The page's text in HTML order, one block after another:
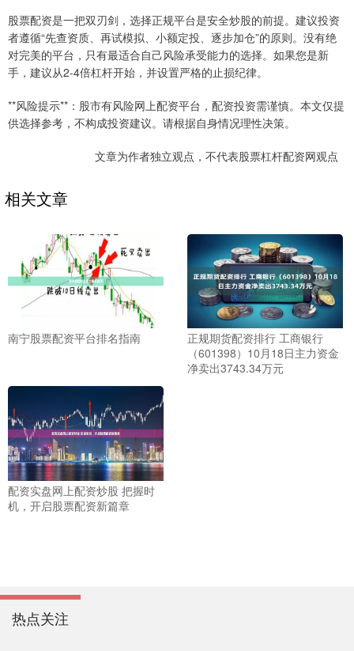
股票配资是一把双刃剑，选择正规平台是安全炒股的前提。建议投资
者遵循“先查资质、再试模拟、小额定投、逐步加仓”的原则。没有绝
对完美的平台，只有最适合自己风险承受能力的选择。如果您是新
手，建议从2-4倍杠杆开始，并设置严格的止损纪律。
**风险提示**：股市有风险网上配资平台，配资投资需谨慎。本文仅提
供选择参考，不构成投资建议。请根据自身情况理性决策。
文章为作者独立观点，不代表股票杠杆配资网观点
相关文章
南宁股票配资平台排名指南
正规期货配资排行 工商银行
（601398）10月18日主力资金
净卖出3743.34万元
配资实盘网上配资炒股 把握时
机，开启股票配资新篇章
热点关注